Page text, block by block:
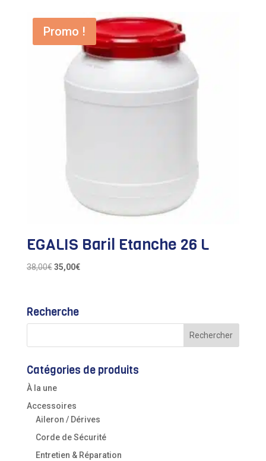
Promo !
EGALIS Baril Etanche 26 L
38,00€ Le
était :
35,00€Le
Recherche
Catégories de produits
À la une
Accessoires
Aileron / Dérives
Corde de Sécurité
Entretien & Réparation